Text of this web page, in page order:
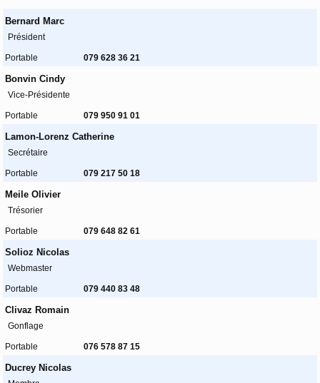
Bernard Marc
Président
Portable 079 628 36 21
Bonvin Cindy
Vice-Présidente
Portable 079 950 91 01
Lamon-Lorenz Catherine
Secrétaire
Portable 079 217 50 18
Meile Olivier
Trésorier
Portable 079 648 82 61
Solioz Nicolas
Webmaster
Portable 079 440 83 48
Clivaz Romain
Gonflage
Portable 076 578 87 15
Ducrey Nicolas